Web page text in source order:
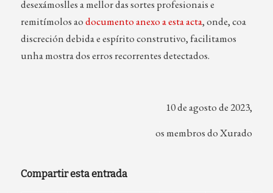
desexámoslles a mellor das sortes profesionais e
remitímolos aodocumento anexo a esta acta, onde, coa
discreción debida e espírito construtivo, facilitamos
unha mostra dos erros recorrentes detectados.
10 de agosto de 2023,
os membros do Xurado
Compartir esta entrada